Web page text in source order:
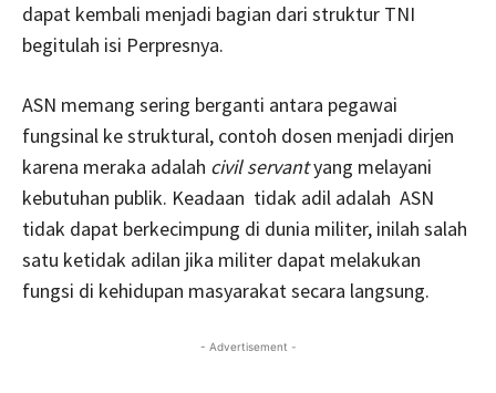
dapat kembali menjadi bagian dari struktur TNI
begitulah isi Perpresnya.
ASN memang sering berganti antara pegawai
fungsinal ke struktural, contoh dosen menjadi dirjen
karena meraka adalah civil servantyang melayani
kebutuhan publik. Keadaan tidak adil adalah ASN
tidak dapat berkecimpung di dunia militer, inilah salah
satu ketidak adilan jika militer dapat melakukan
fungsi di kehidupan masyarakat secara langsung.
- Advertisement -